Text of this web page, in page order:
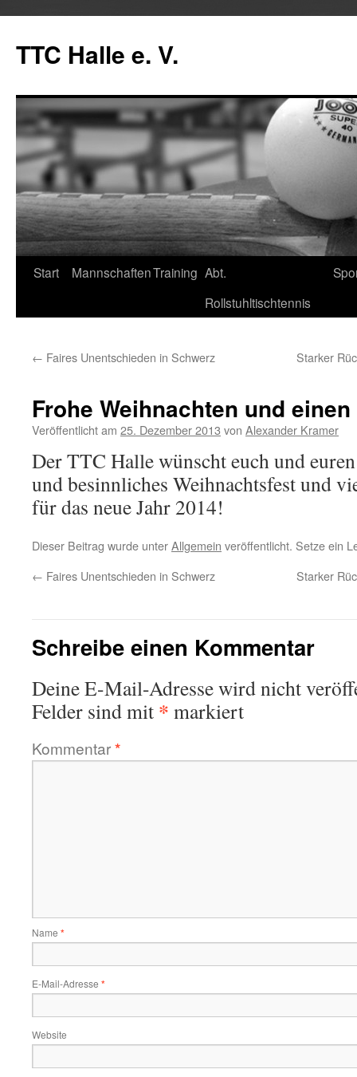
springen
TTC Halle e. V.
Start MannschaftenTraining Abt.
Rollstuhltischtennis
← Faires Unentschieden in Schwerz Starker
Frohe Weihnachten und
Veröffentlicht am 25. Dezember 2013 von Alexander Kramer
Der TTC Halle wünscht euch und
und besinnliches Weihnachtsfest und
für das neue Jahr 2014!
Dieser Beitrag wurde unterAllgemein veröffentlicht. Setze ein
← Faires Unentschieden in Schwerz Starker
Schreibe einen Kommentar
Deine E-Mail-Adresse wird nicht
Felder sind mit * markiert
Kommentar*
Name *
E-Mail-Adresse *
Website